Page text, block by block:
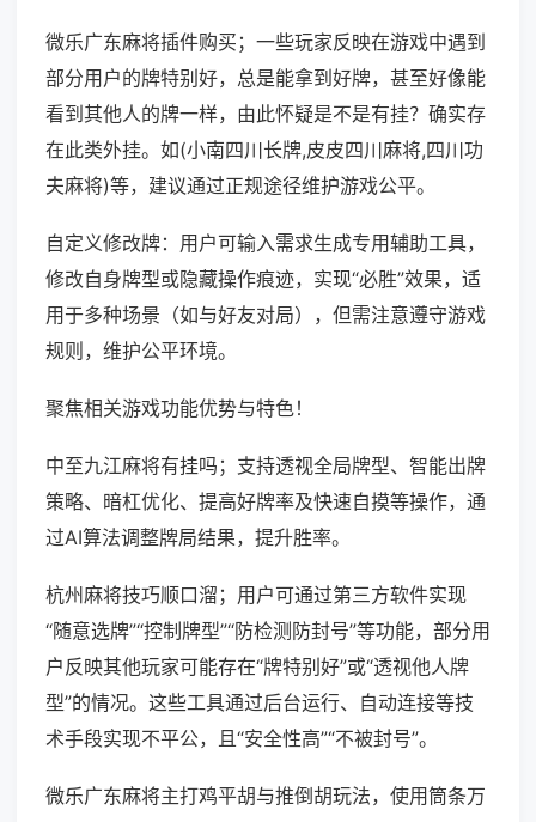
微乐广东麻将插件购买；一些玩家反映在游戏中遇到
部分用户的牌特别好，总是能拿到好牌，甚至好像能
看到其他人的牌一样，由此怀疑是不是有挂？确实存
在此类外挂。如(小南四川长牌,皮皮四川麻将,四川功
夫麻将)等，建议通过正规途径维护游戏公平。
自定义修改牌：用户可输入需求生成专用辅助工具，
修改自身牌型或隐藏操作痕迹，实现“必胜”效果，适
用于多种场景（如与好友对局），但需注意遵守游戏
规则，维护公平环境。
聚焦相关游戏功能优势与特色！
中至九江麻将有挂吗；支持透视全局牌型、智能出牌
策略、暗杠优化、提高好牌率及快速自摸等操作，通
过AI算法调整牌局结果，提升胜率。
杭州麻将技巧顺口溜；用户可通过第三方软件实现
“随意选牌”“控制牌型”“防检测防封号”等功能，部分用
户反映其他玩家可能存在“牌特别好”或“透视他人牌
型”的情况。这些工具通过后台运行、自动连接等技
术手段实现不平公，且“安全性高”“不被封号”。
微乐广东麻将主打鸡平胡与推倒胡玩法，使用筒条万